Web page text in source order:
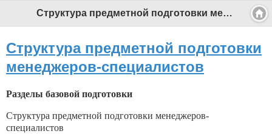
Структура предметной подготовки менеджеров-специалистов - Профессиональный педагог
Структура предметной подготовки
менеджеров-специалистов
Разделы базовой подготовки
Структура предметной подготовки менеджеров-
специалистов